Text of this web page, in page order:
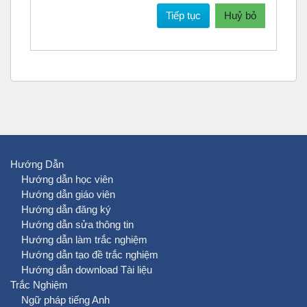
Tiếp tục Huỷ bỏ
Hướng Dẫn
Hướng dẫn học viên
Hướng dẫn giáo viên
Hướng dẫn đăng ký
Hướng dẫn sửa thông tin
Hướng dẫn làm trắc nghiệm
Hướng dẫn tạo đề trắc nghiệm
Hướng dẫn download Tài liệu
Trắc Nghiệm
Ngữ pháp tiếng Anh